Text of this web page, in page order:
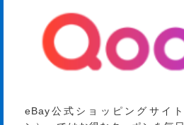
eBay公式ショッピングサイ